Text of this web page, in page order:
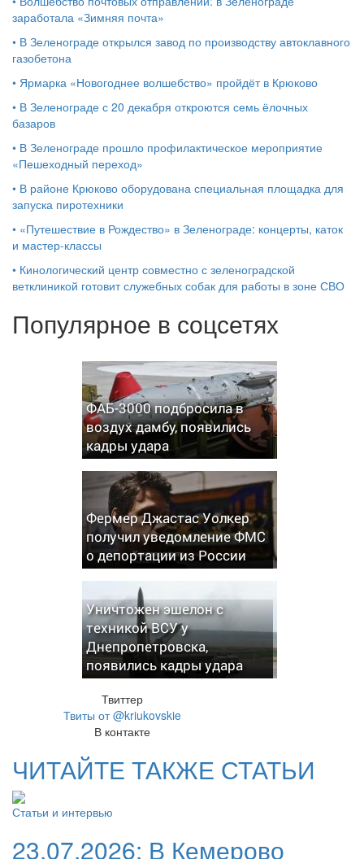
заработала «Зимняя почта»
• В Зеленограде открылся завод по производству автоклавного
газобетона
• Ярмарка «Новогоднее волшебство» пройдёт в Крюково
• В Зеленограде с 20 декабря откроются семь ёлочных
базаров
• В Зеленограде прошло профилактическое мероприятие
«Пешеходный переход»
• В районе Крюково оборудована специальная площадка для
запуска пиротехники
• «Путешествие в Рождество» в Зеленограде: концерты, каток
и мастер‑классы
• Кинологический центр совместно с зеленоградской
ветклиникой готовит служебных собак для работы в зоне СВО
Популярное в соцсетях
ФАБ-3000 подбросила в
воздух дамбу, появились
кадры удара
Фермер Джастас Уолкер
получил уведомление ФМС
о депортации из России
Уничтожен эшелон с
техникой ВСУ у
Днепропетровска,
появились кадры удара
Твиттер
Твиты от @kriukovskie
В контакте
ЧИТАЙТЕ ТАКЖЕ СТАТЬИ
Статьи и интервью
23.07.2026: В Кемерово